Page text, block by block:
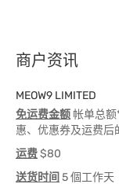
商户资讯
MEOW9 LIMITED
免运费金额帐单总
惠、优惠券及运费后
运费$80
送货时间 5 個工作天